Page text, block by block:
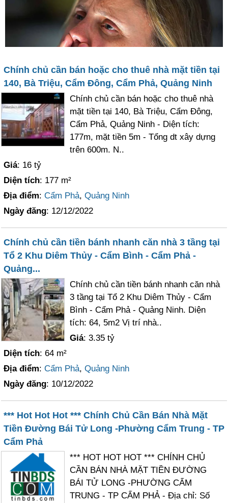
Chính chủ cần bán hoặc cho thuê nhà mặt tiền tại
140, Bà Triệu, Cẩm Đông, Cẩm Phả, Quảng Ninh
Chính chủ cần bán hoặc cho thuê nhà
mặt tiền tại 140, Bà Triệu, Cẩm Đông,
Cẩm Phả, Quảng Ninh - Diện tích:
177m, mặt tiền 5m - Tổng dt xây dựng
trên 600m. N..
Giá: 16 tỷ
Diện tích: 177 m²
Địa điểm:Cẩm Phả,Quảng Ninh
Ngày đăng: 12/12/2022
Chính chủ cần tiền bánh nhanh căn nhà 3 tầng tại
Tổ 2 Khu Diêm Thủy - Cẩm Bình - Cẩm Phả -
Quảng...
Chính chủ cần tiền bánh nhanh căn nhà
3 tầng tại Tổ 2 Khu Diêm Thủy - Cẩm
Bình - Cẩm Phả - Quảng Ninh. Diện
tích: 64, 5m2 Vị trí nhà..
Giá: 3.35 tỷ
Diện tích: 64 m²
Địa điểm:Cẩm Phả,Quảng Ninh
Ngày đăng: 10/12/2022
*** Hot Hot Hot *** Chính Chủ Cần Bán Nhà Mặt
Tiền Đường Bái Tử Long -Phường Cẩm Trung - TP
Cẩm Phả
*** HOT HOT HOT *** CHÍNH CHỦ
CẦN BÁN NHÀ MẶT TIỀN ĐƯỜNG
BÁI TỬ LONG -PHƯỜNG CẨM
TRUNG - TP CẨM PHẢ - Địa chỉ: Số